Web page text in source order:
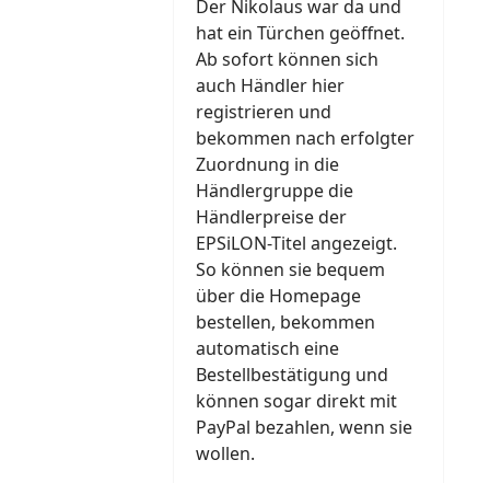
Der Nikolaus war da und
hat ein Türchen geöffnet.
Ab sofort können sich
auch Händler hier
registrieren und
bekommen nach erfolgter
Zuordnung in die
Händlergruppe die
Händlerpreise der
EPSiLON-Titel angezeigt.
So können sie bequem
über die Homepage
bestellen, bekommen
automatisch eine
Bestellbestätigung und
können sogar direkt mit
PayPal bezahlen, wenn sie
wollen.